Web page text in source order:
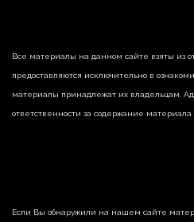
Все материалы на данном сайте взяты из
предоставляются исключительно в
материалы принадлежат их владельцам.
ответственности за содержание материала
Если Вы обнаружили на нашем сайте